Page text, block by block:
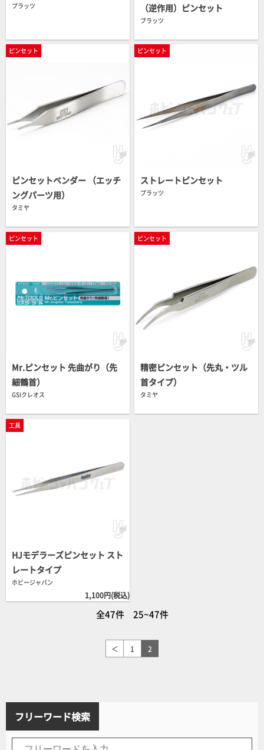
プラッツ
（逆作用）ピンセット
プラッツ
ピンセット
ピンセットベンダー （エッチ
ングパーツ用）
タミヤ
ピンセット
ストレートピンセット
プラッツ
ピンセット
Mr.ピンセット 先曲がり（先
細鶴首）
GSIクレオス
ピンセット
精密ピンセット（先丸・ツル
首タイプ）
タミヤ
工具
HJモデラーズピンセット スト
レートタイプ
ホビージャパン
1,100円(税込)
全47件 25~47件
＜ 1 2
フリーワード検索